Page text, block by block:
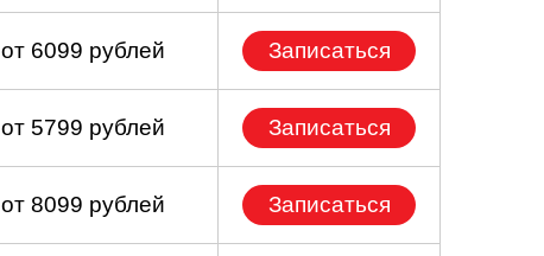
от 6099 рублей Записаться
от 5799 рублей Записаться
от 8099 рублей Записаться